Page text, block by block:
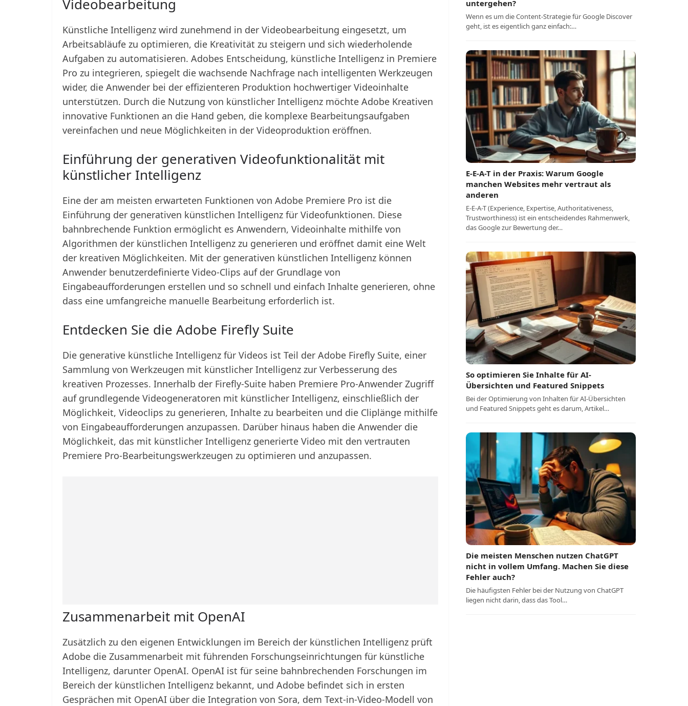
Videobearbeitung
Künstliche Intelligenz wird zunehmend in der Videobearbeitung eingesetzt, um
Arbeitsabläufe zu optimieren, die Kreativität zu steigern und sich wiederholende
Aufgaben zu automatisieren. Adobes Entscheidung, künstliche Intelligenz in Premiere
Pro zu integrieren, spiegelt die wachsende Nachfrage nach intelligenten Werkzeugen
wider, die Anwender bei der effizienteren Produktion hochwertiger Videoinhalte
unterstützen. Durch die Nutzung von künstlicher Intelligenz möchte Adobe Kreativen
innovative Funktionen an die Hand geben, die komplexe Bearbeitungsaufgaben
vereinfachen und neue Möglichkeiten in der Videoproduktion eröffnen.
Einführung der generativen Videofunktionalität mit
künstlicher Intelligenz
Eine der am meisten erwarteten Funktionen von Adobe Premiere Pro ist die
Einführung der generativen künstlichen Intelligenz für Videofunktionen. Diese
bahnbrechende Funktion ermöglicht es Anwendern, Videoinhalte mithilfe von
Algorithmen der künstlichen Intelligenz zu generieren und eröffnet damit eine Welt
der kreativen Möglichkeiten. Mit der generativen künstlichen Intelligenz können
Anwender benutzerdefinierte Video-Clips auf der Grundlage von
Eingabeaufforderungen erstellen und so schnell und einfach Inhalte generieren, ohne
dass eine umfangreiche manuelle Bearbeitung erforderlich ist.
Entdecken Sie die Adobe Firefly Suite
Die generative künstliche Intelligenz für Videos ist Teil der Adobe Firefly Suite, einer
Sammlung von Werkzeugen mit künstlicher Intelligenz zur Verbesserung des
kreativen Prozesses. Innerhalb der Firefly-Suite haben Premiere Pro-Anwender Zugriff
auf grundlegende Videogeneratoren mit künstlicher Intelligenz, einschließlich der
Möglichkeit, Videoclips zu generieren, Inhalte zu bearbeiten und die Cliplänge mithilfe
von Eingabeaufforderungen anzupassen. Darüber hinaus haben die Anwender die
Möglichkeit, das mit künstlicher Intelligenz generierte Video mit den vertrauten
Premiere Pro-Bearbeitungswerkzeugen zu optimieren und anzupassen.
Zusammenarbeit mit OpenAI
Zusätzlich zu den eigenen Entwicklungen im Bereich der künstlichen Intelligenz prüft
Adobe die Zusammenarbeit mit führenden Forschungseinrichtungen für künstliche
Intelligenz, darunter OpenAI. OpenAI ist für seine bahnbrechenden Forschungen im
Bereich der künstlichen Intelligenz bekannt, und Adobe befindet sich in ersten
Gesprächen mit OpenAI über die Integration von Sora, dem Text-in-Video-Modell von
untergehen?
Wenn es um die Content-Strategie für Google Discover
geht, ist es eigentlich ganz einfach:…
E-E-A-T in der Praxis: Warum Google
manchen Websites mehr vertraut als
anderen
E-E-A-T (Experience, Expertise, Authoritativeness,
Trustworthiness) ist ein entscheidendes Rahmenwerk,
das Google zur Bewertung der…
So optimieren Sie Inhalte für AI-
Übersichten und Featured Snippets
Bei der Optimierung von Inhalten für AI-Übersichten
und Featured Snippets geht es darum, Artikel…
Die meisten Menschen nutzen ChatGPT
nicht in vollem Umfang. Machen Sie diese
Fehler auch?
Die häufigsten Fehler bei der Nutzung von ChatGPT
liegen nicht darin, dass das Tool…